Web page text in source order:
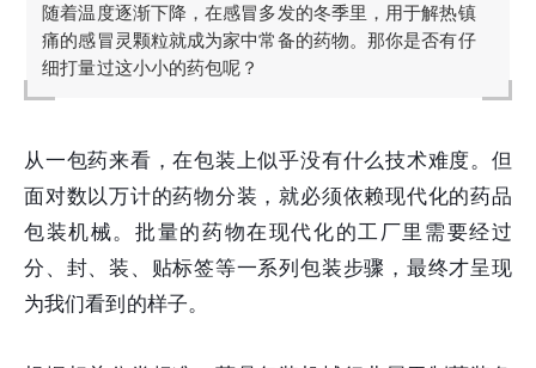
随着温度逐渐下降，在感冒多发的冬季里，用于解热镇
痛的感冒灵颗粒就成为家中常备的药物。那你是否有仔
细打量过这小小的药包呢？
从一包药来看，在包装上似乎没有什么技术难度。但
面对数以万计的药物分装，就必须依赖现代化的药品
包装机械。批量的药物在现代化的工厂里需要经过
分、封、装、贴标签等一系列包装步骤，最终才呈现
为我们看到的样子。